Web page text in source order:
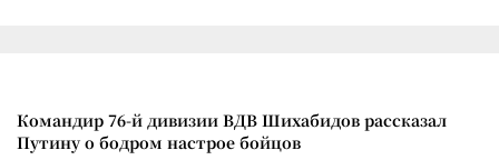
Командир 76-й дивизии ВДВ Шихабидов рассказал
Путину о бодром настрое бойцов